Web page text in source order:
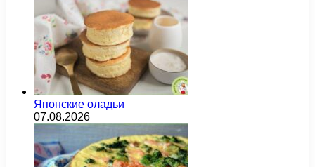
Японские оладьи
07.08.2026